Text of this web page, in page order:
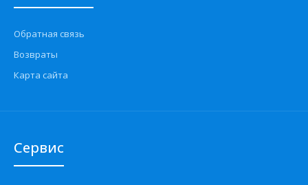
Обратная связь
Возвраты
Карта сайта
Сервис